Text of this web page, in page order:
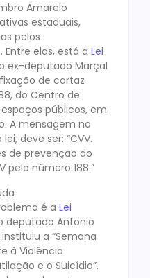
Amarelo
estaduais,
pelos
Entre elas, está a Lei
ex-deputado Marçal
de cartaz
do Centro de
públicos, em
A mensagem no
deve ser: “CVV.
de prevenção do
pelo número 188.”
é a Lei
deputado Antonio
a “Semana
à Violência
e o Suicídio”.